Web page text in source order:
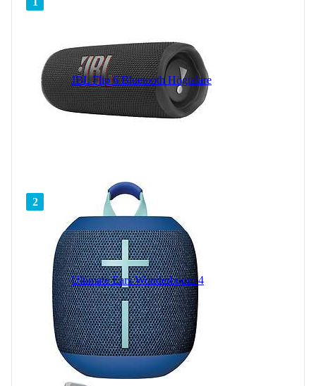
JBL Flip 6 Bluetooth Högtalare
2
Ultimate Ears Wonderboom 4